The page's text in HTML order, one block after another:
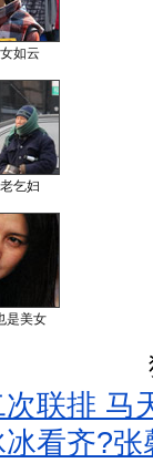
如云
乞妇
是美女
联排 马
看齐?